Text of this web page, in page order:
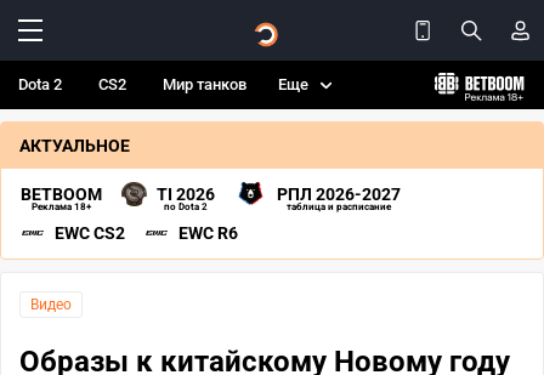
Dota 2 CS2 Мир танков Еще
АКТУАЛЬНОЕ
BETBOOM
Реклама 18+
TI 2026
по Dota 2
РПЛ 2026-2027
таблица и расписание
EWC CS2 EWC R6
Видео
Образы к китайскому Новому году